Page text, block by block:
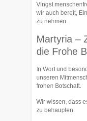
Vingst
wir auch bereit,
zu nehmen.
Martyria –
die Frohe
In Wort und
unseren
frohen Botschaft.
Wir wissen, dass
zu behaup­ten.